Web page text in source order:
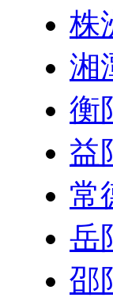
株
湘
衡
益
常
岳
邵